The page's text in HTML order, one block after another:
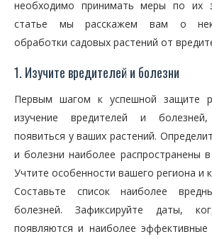
необходимо принимать меры по их
статье мы расскажем вам о
обработки садовых растений от
1. Изучите вредителей и болезни
Первым шагом к успешной защите
изучение вредителей и
появиться у ваших растений.
и болезни наиболее распространены
Учтите особенности вашего региона и
Составьте список наиболее
болезней. Зафиксируйте даты,
появляются и наиболее